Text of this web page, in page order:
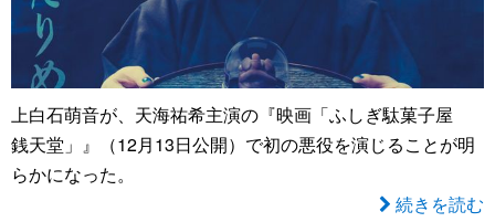
上白石萌音が、天海祐希主演の『映画「ふしぎ駄菓子屋
銭天堂」』（12月13日公開）で初の悪役を演じることが明
らかになった。
続きを読む